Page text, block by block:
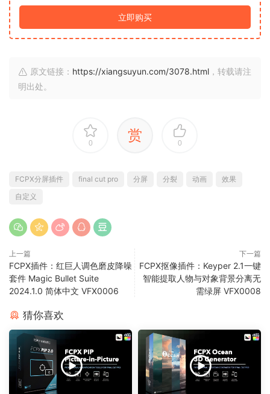
立即购买
原文链接： https://xiangsuyun.com/3078.html ，转载请注
明出处。
0 赏 0
FCPX分屏插件 final cut pro 分屏 分裂 动画
效果
自定义
上一篇
FCPX插件：红巨人调色磨皮降噪
套件 Magic Bullet Suite
2024.1.0 简体中文 VFX0006
下一篇
FCPX抠像插件：Keyper 2.1一键
智能提取人物与对象背景分离无
需绿屏 VFX0008
猜你喜欢